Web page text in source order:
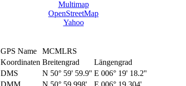
Multimap
OpenStreetMap
Yahoo
GPS Name
MCMLRS
Koordinaten Breitengrad
Längengrad
DMS
N 50° 59' 59.9'' E 006° 19' 18.2''
DMM
N 50° 59.998'
E 006° 19.304'